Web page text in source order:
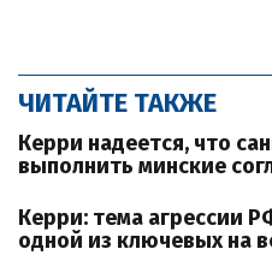
ЧИТАЙТЕ ТАКЖЕ
Керри надеется, что
выполнить минские
Керри: тема агрессии
одной из ключевых на